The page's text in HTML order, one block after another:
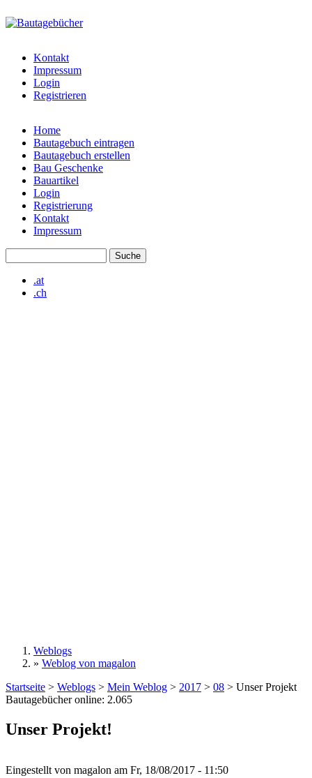
bautagebuch-
liste.de
Kontakt
Impressum
Login
Registrieren
Hauptmenü
Home
Bautagebuch eintragen
Bautagebuch erstellen
Bau Geschenke
Bauartikel
Login
Registrierung
Kontakt
Impressum
.at
.ch
Sie sind hier
Weblogs
» Weblog von magalon
Startseite > Weblogs > Mein Weblog > 2017 > 08 > Unser Projekt
Bautagebücher online: 2.065
Unser Projekt!
Eingestellt von magalon am Fr, 18/08/2017 - 11:50